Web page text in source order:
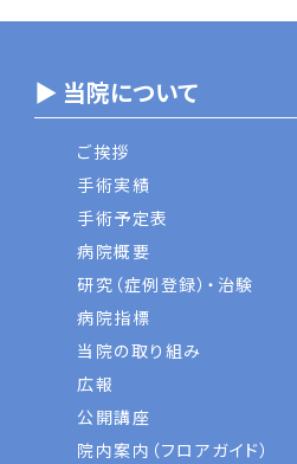
▶ 当院について
ご挨拶
手術実績
手術予定表
病院概要
研究（症例登録）・治験
病院指標
当院の取り組み
広報
公開講座
院内案内（フロアガイド）